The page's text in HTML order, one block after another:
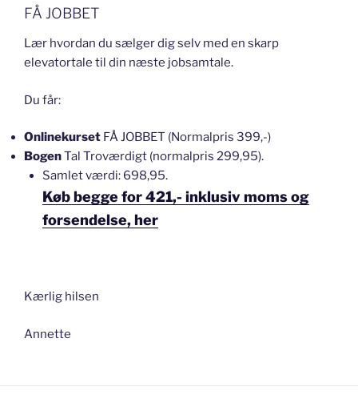
FÅ JOBBET
Lær hvordan du sælger dig selv med en skarp
elevatortale til din næste jobsamtale.
Du får:
Onlinekurset FÅ JOBBET (Normalpris 399,-)
BogenTal Troværdigt (normalpris 299,95).
Samlet værdi: 698,95.
Køb begge for 421,- inklusiv moms og
forsendelse, her
Kærlig hilsen
Annette